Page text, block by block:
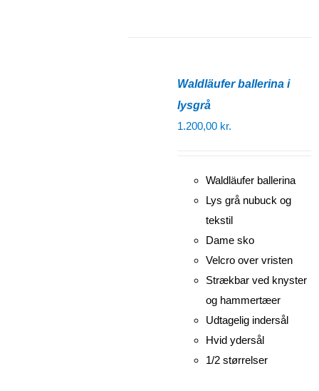
Waldläufer ballerina i
lysgrå
1.200,00 kr.
Waldläufer ballerina
Lys grå nubuck og
tekstil
Dame sko
Velcro over vristen
Strækbar ved knyster
og hammertæer
Udtagelig indersål
Hvid ydersål
1/2 størrelser